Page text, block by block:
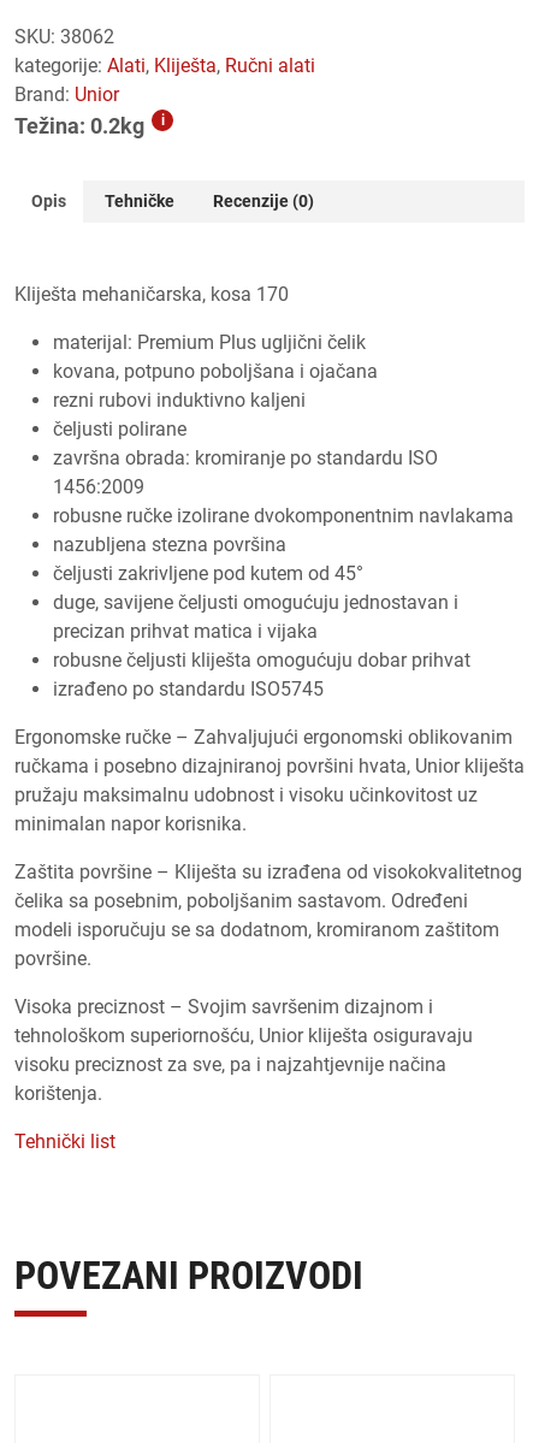
SKU: 38062
kategorije:
alati, kliješta,
ručni alati
Brand: Unior
Težina: 0.2kg i
Opis Tehničke Recenzije (0)
Kliješta mehaničarska, kosa 170
materijal: Premium Plus ugljični čelik
kovana, potpuno poboljšana i ojačana
rezni rubovi induktivno kaljeni
čeljusti polirane
završna obrada: kromiranje po standardu ISO
1456:2009
robusne ručke izolirane dvokomponentnim navlakama
nazubljena stezna površina
čeljusti zakrivljene pod kutem od 45°
duge, savijene čeljusti omogućuju jednostavan i
precizan prihvat matica i vijaka
robusne čeljusti kliješta omogućuju dobar prihvat
izrađeno po standardu ISO5745
Ergonomske ručke – Zahvaljujući ergonomski oblikovanim
ručkama i posebno dizajniranoj površini hvata, Unior kliješta
pružaju maksimalnu udobnost i visoku učinkovitost uz
minimalan napor korisnika.
Zaštita površine – Kliješta su izrađena od visokokvalitetnog
čelika sa posebnim, poboljšanim sastavom. Određeni
modeli isporučuju se sa dodatnom, kromiranom zaštitom
površine.
Visoka preciznost – Svojim savršenim dizajnom i
tehnološkom superiornošću, Unior kliješta osiguravaju
visoku preciznost za sve, pa i najzahtjevnije načina
korištenja.
Tehnički list
POVEZANI PROIZVODI